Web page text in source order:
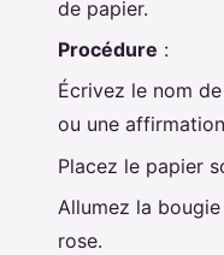
de papier.
Procédure :
Écrivez le nom
ou une
Placez le papier
Allumez la
rose.